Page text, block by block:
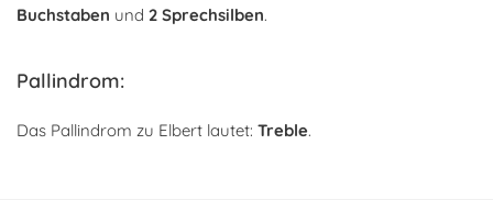
Buchstaben und 2 Sprechsilben.
Pallindrom:
Das Pallindrom zu Elbert lautet: Treble.